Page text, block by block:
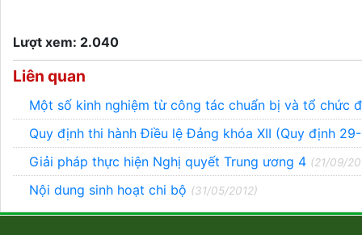
Lượt xem: 2.040
Liên quan
Một số kinh nghiệm từ công tác chuẩn bị và tổ chức
Quy định thi hành Điều lệ Đảng khóa XII (Quy định
Giải pháp thực hiện Nghị quyết Trung ương 4 (21/09/
Nội dung sinh hoạt chi bộ (31/05/2012)